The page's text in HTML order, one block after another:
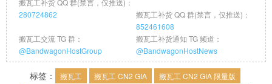
搬瓦工补货 QQ 群(禁言，仅推送)：
280724862
搬瓦工补货 QQ 群(禁言，仅推送)：
852461608
搬瓦工交流 TG 群：
@BandwagonHostGroup
搬瓦工补货通知 TG 频道：
@BandwagonHostNews
标签： 搬瓦工 搬瓦工 CN2 GIA
搬瓦工 CN2 GIA 限量版